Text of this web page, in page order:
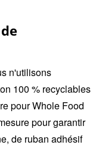
n'utilisons
100 % recyclables
pour Whole Food
pour garantir
de ruban adhésif